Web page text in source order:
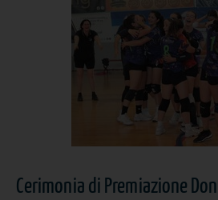
Cerimonia di Premiazione